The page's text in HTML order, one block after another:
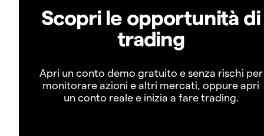
Scopri le opportunità di
trading
Apri un conto demo gratuito e senza rischi per
monitorare azioni e altri mercati, oppure apri
un conto reale e inizia a fare trading.